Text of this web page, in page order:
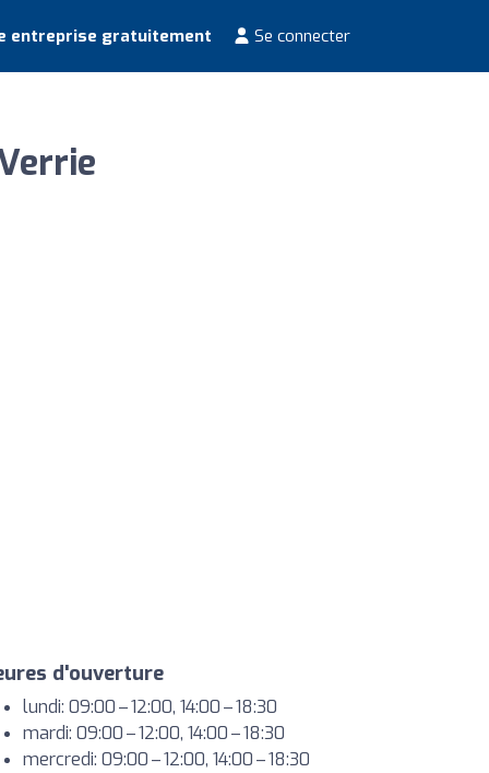
entreprise gratuitement Se connecter
d'ouverture
lundi: 09:00 – 12:00, 14:00 – 18:30
mardi: 09:00 – 12:00, 14:00 – 18:30
mercredi: 09:00 – 12:00, 14:00 – 18:30